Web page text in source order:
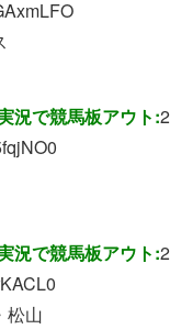
況で競馬板アウト:
況で競馬板アウト:
松山